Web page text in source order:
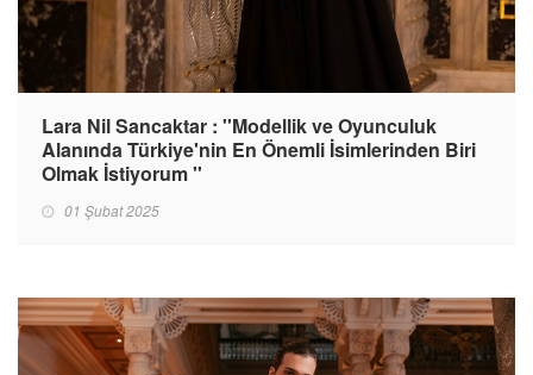
Lara Nil Sancaktar : ''Modellik ve Oyunculuk
Alanında Türkiye'nin En Önemli İsimlerinden Biri
Olmak İstiyorum ''
01 Şubat 2025